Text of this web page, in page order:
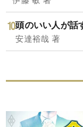
頭のいい人が話
安達裕哉 著